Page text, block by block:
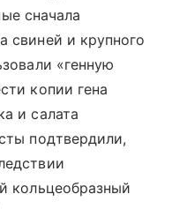
сначала
свиней и крупного
«генную
копии гена
и салата
подтвердили,
кольцеобразный